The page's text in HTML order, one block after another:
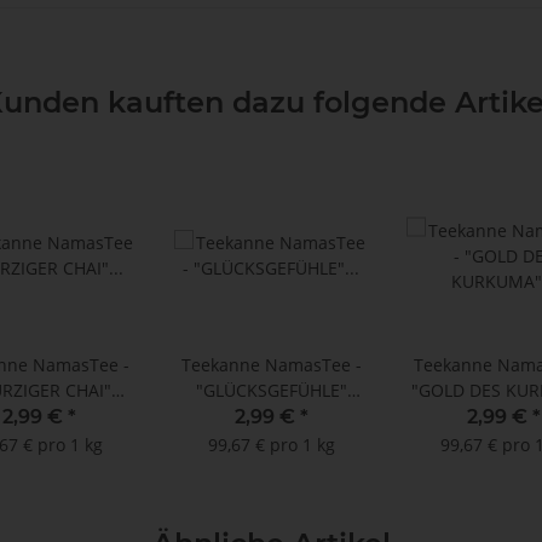
kauften dazu folgende
NamasTee -
CHAI"
Mischung
à 2 g
2,99 € *
€ pro 1 kg
Teekanne NamasTee -
"GLÜCKSGEFÜHLE"
Ayurvedische Mischung
- 15 Teebeutel à 2 g
2,99 € *
99,67 € pro 1 kg
Teekanne
"GOLD DES
Ayurvedische
- 15 Teebeutel
2,99 € *
99,67 € pro